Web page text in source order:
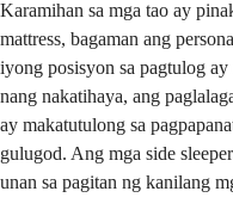
Karamihan sa mga tao ay
mattress, bagaman ang
iyong posisyon sa pagtulog
nang nakatihaya, ang
ay makatutulong sa
gulugod. Ang mga side
unan sa pagitan ng kanilang